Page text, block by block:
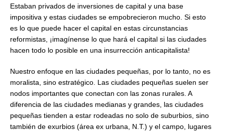
Estaban privados de inversiones de capital y una base
impositiva y estas ciudades se empobrecieron mucho. Si esto
es lo que puede hacer el capital en estas circunstancias
reformistas, ¡imagínense lo que hará el capital si las ciudades
hacen todo lo posible en una insurrección anticapitalista!
Nuestro enfoque en las ciudades pequeñas, por lo tanto, no es
moralista, sino estratégico. Las ciudades pequeñas suelen ser
nodos importantes que conectan con las zonas rurales. A
diferencia de las ciudades medianas y grandes, las ciudades
pequeñas tienden a estar rodeadas no solo de suburbios, sino
también de exurbios (área ex urbana, N.T.) y el campo, lugares